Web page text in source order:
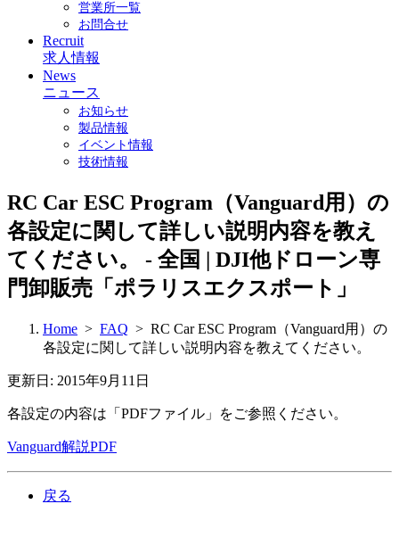
営業所一覧
お問合せ
Recruit
求人情報
News
ニュース
お知らせ
製品情報
イベント情報
技術情報
RC Car ESC Program（Vanguard用）の
各設定に関して詳しい説明内容を教え
てください。 - 全国 | DJI他ドローン専
門卸販売「ポラリスエクスポート」
Home > FAQ > RC Car ESC Program（Vanguard用）の
各設定に関して詳しい説明内容を教えてください。
更新日: 2015年9月11日
各設定の内容は「PDFファイル」をご参照ください。
Vanguard解説PDF
戻る